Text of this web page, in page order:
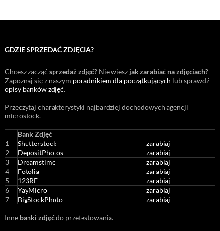
GDZIE SPRZEDAĆ ZDJĘCIA?
Chcesz zacząć sprzedaż zdjęć? Nie wiesz jak zarabiać na zdjęciach?
Zapoznaj się z naszym poradnikiem dla początkujących lub sprawdź
opisy banków zdjęć.
Przeczytaj charakterystyki najbardziej dochodowych agencji
microstock.
Bank Zdjęć
1
Shutterstock
zarabiaj
2
DepositPhotos
zarabiaj
3
Dreamstime
zarabiaj
4
Fotolia
zarabiaj
5
123RF
zarabiaj
6
YayMicro
zarabiaj
7
BigStockPhoto zarabiaj
Inne banki zdjęćdo przetestowania.